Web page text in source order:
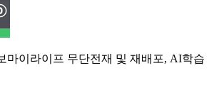
마이라이프 무단전재 및 재배포, AI학습